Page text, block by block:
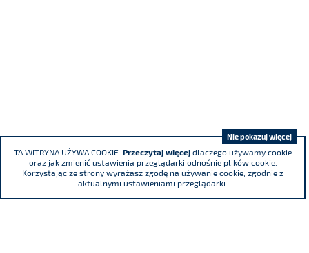
TA WITRYNA UŻYWA COOKIE. Przeczytaj więcej dlaczego używamy cookie
oraz jak zmienić ustawienia przeglądarki odnośnie plików cookie.
Korzystając ze strony wyrażasz zgodę na używanie cookie, zgodnie z
aktualnymi ustawieniami przeglądarki.
Nie pokazuj więcej